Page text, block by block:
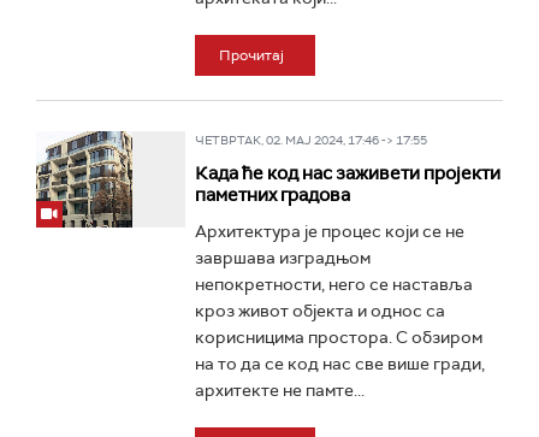
Прочитај
ЧЕТВРТАК, 02. МАЈ 2024, 17:46 -> 17:55
Када ће код нас заживети пројекти
паметних градова
Архитектура је процес који се не
завршава изградњом
непокретности, него се наставља
кроз живот објекта и однос са
корисницима простора. С обзиром
на то да се код нас све више гради,
архитекте не памте...